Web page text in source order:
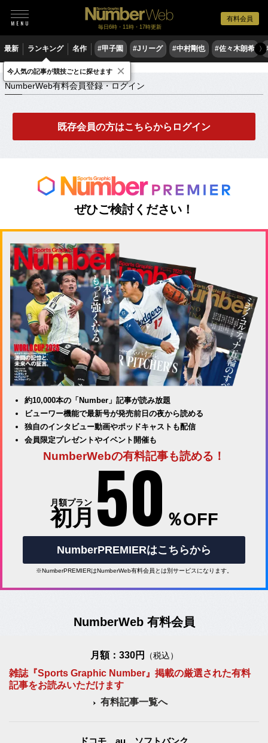
有料会員
毎日6時・11時・17時更新
最新 ランキング 名作 #甲子園 #Jリーグ #中村剛也 #佐々木朗希 〉
NumberWeb有料会員登録・ログイン
NumberWeb有料会員登録・ログイン
既存会員の方はこちらからログイン
ぜひご検討ください！
約10,000本の「Number」記事が読み放題
ビューワー機能で最新号が発売前日の夜から読める
独自のインタビュー動画やポッドキャストも配信
会員限定プレゼントやイベント開催も
NumberWebの有料記事も読める！
月額プラン
初月 50 ％OFF
NumberPREMIERはこちらから
※NumberPREMIERはNumberWeb有料会員とは別サービスになります。
NumberWeb 有料会員
月額：330円 （税込）
雑誌『Sports Graphic Number』掲載の厳選された有料
記事をお読みいただけます
有料記事一覧へ
今人気の記事が競技ごとに探せます ×